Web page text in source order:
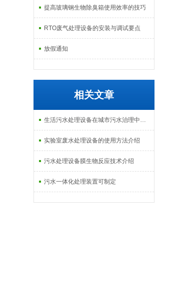
提高玻璃钢生物除臭箱使用效率的技巧
RTO废气处理设备的安装与调试要点
放假通知
相关文章
生活污水处理设备在城市污水治理中的应用介绍
实验室废水处理设备的使用方法介绍
污水处理设备膜生物反应技术介绍
污水一体化处理装置可制定